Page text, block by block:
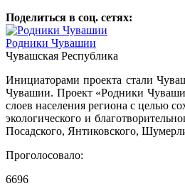
Поделиться в соц. сетях:
Родники Чувашии
Чувашская Республика
Инициаторами проекта стали
Чувашии. Проект «Родники
слоев населения региона с целью
экологического и
Посадского, Янтиковского,
Проголосовало:
6696